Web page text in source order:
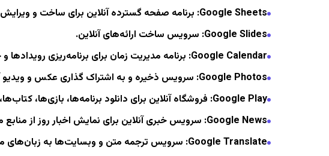
Google Sheets: برنامه صفحه گسترده آنلاین برای ساخت و
Google Slides: سرویس ساخت ارائه‌های آنلاین.
Google Calendar: برنامه مدیریت زمان برای برنامه‌ریزی رویدادها
Google Photos: سرویس ذخیره و به اشتراک گذاری عکس و ویدیو
Google Play: فروشگاه آنلاین برای دانلود برنامه‌ها، بازی‌ها،
Google News: سرویس خبری آنلاین برای نمایش اخبار روز از
Google Translate: سرویس ترجمه متن و وبسایت‌ها به زبان‌های